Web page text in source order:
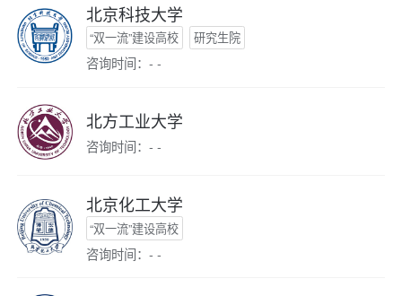
北京科技大学
“双一流”建设高校 研究生院
咨询时间：- -
北方工业大学
咨询时间：- -
北京化工大学
“双一流”建设高校
咨询时间：- -